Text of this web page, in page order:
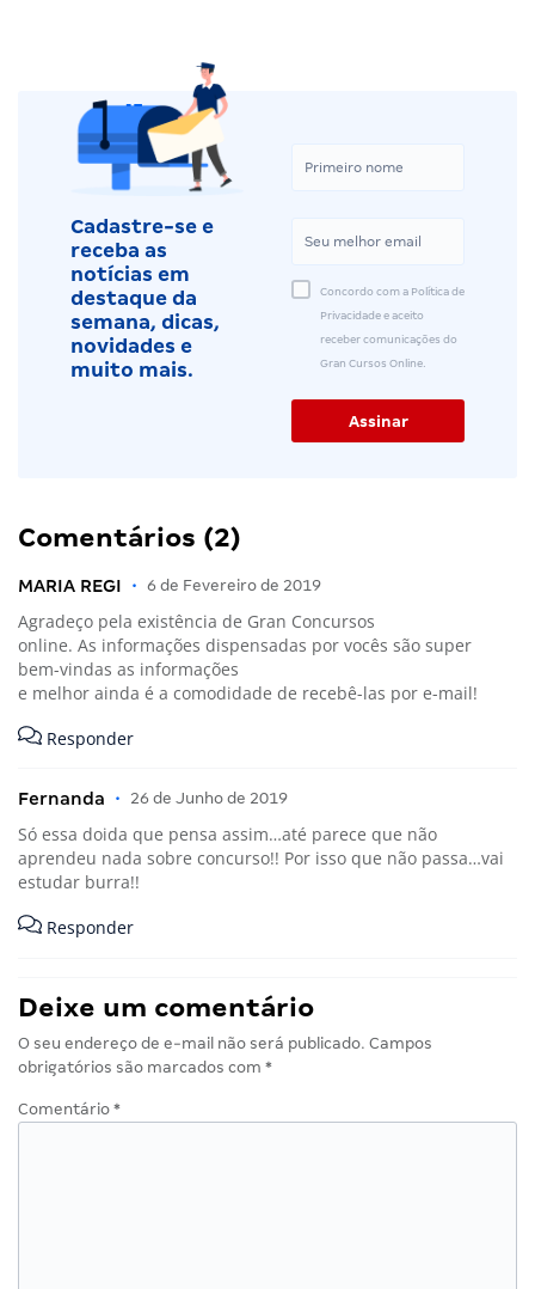
Cadastre-se e
receba as
notícias em
destaque da
semana, dicas,
novidades e
muito mais.
Concordo com a Política de
Privacidade e aceito
receber comunicações do
Gran Cursos Online.
Comentários (2)
MARIA REGI • 6 de Fevereiro de 2019
Agradeço pela existência de Gran Concursos
online. As informações dispensadas por vocês são super
bem-vindas as informações
e melhor ainda é a comodidade de recebê-las por e-mail!
Responder
Fernanda • 26 de Junho de 2019
Só essa doida que pensa assim…até parece que não
aprendeu nada sobre concurso!! Por isso que não passa…vai
estudar burra!!
Responder
Deixe um comentário
O seu endereço de e-mail não será publicado. Campos
obrigatórios são marcados com *
Comentário *